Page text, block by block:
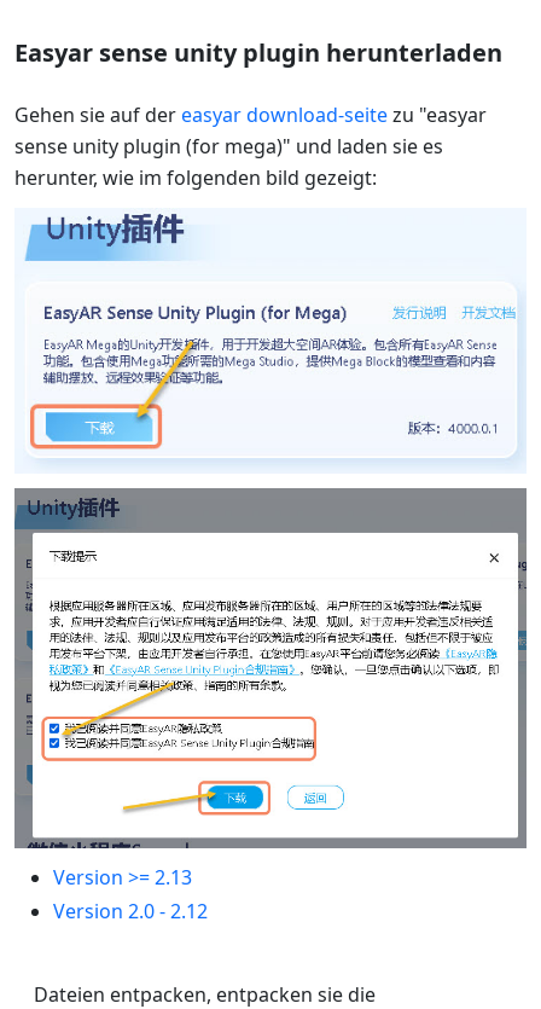
Easyar sense unity plugin herunterladen
Gehen sie auf dereasyar download-seitezu "easyar
sense unity plugin (for mega)" und laden sie es
herunter, wie im folgenden bild gezeigt:
Version >= 2.13
Version 2.0 - 2.12
Dateien entpacken, entpacken sie die